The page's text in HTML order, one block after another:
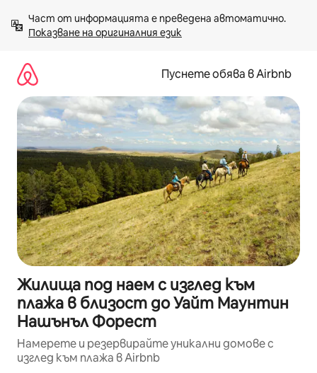
към
съдържанието
Показване на оригиналния език
Пуснете обява в Airbnb
Жилища под наем с изглед към
плажа в близост до Уайт Маунтин
Нашънъл Форест
Намерете и резервирайте уникални домове с
изглед към плажа в Airbnb